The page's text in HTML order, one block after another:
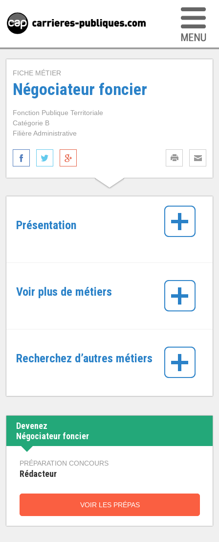
FICHE MÉTIER
Négociateur foncier
Fonction Publique Territoriale
Catégorie B
Filière Administrative
Présentation
Voir plus de métiers
Recherchez d’autres métiers
Devenez
Négociateur foncier
PRÉPARATION CONCOURS
Rédacteur
VOIR LES PRÉPAS